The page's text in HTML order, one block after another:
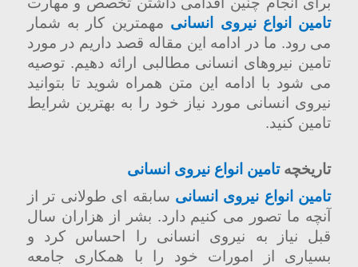
تامین انواع نیروی انسانی مهمترین کار به شمار
می رود. ما در ادامه این مقاله قصد داریم در مورد
تامین نیروهای انسانی مطالبی ارائه دهیم. توصیه
می شود با ادامه این متن همراه شوید تا بتوانید
نیروی انسانی مورد نیاز خود را به بهترین شرایط
تامین کنید.
تاریخچهتامین انواع نیروی انسانی
تامین انواع نیروی انسانی سابقه ای طولانی تر از
آنچه ما تصور می کنیم دارد. بشر از هزاران سال
قبل نیاز به نیروی انسانی را احساس کرد و
بسیاری از امورات خود را با همکاری جامعه